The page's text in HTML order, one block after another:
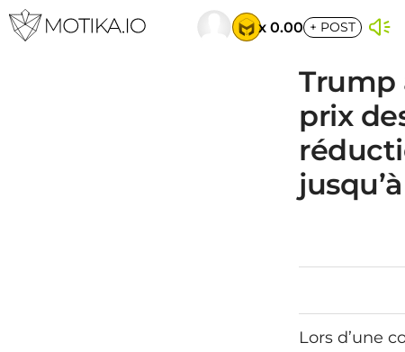
x 0.00 + POST
Trump
prix
Lors d’une